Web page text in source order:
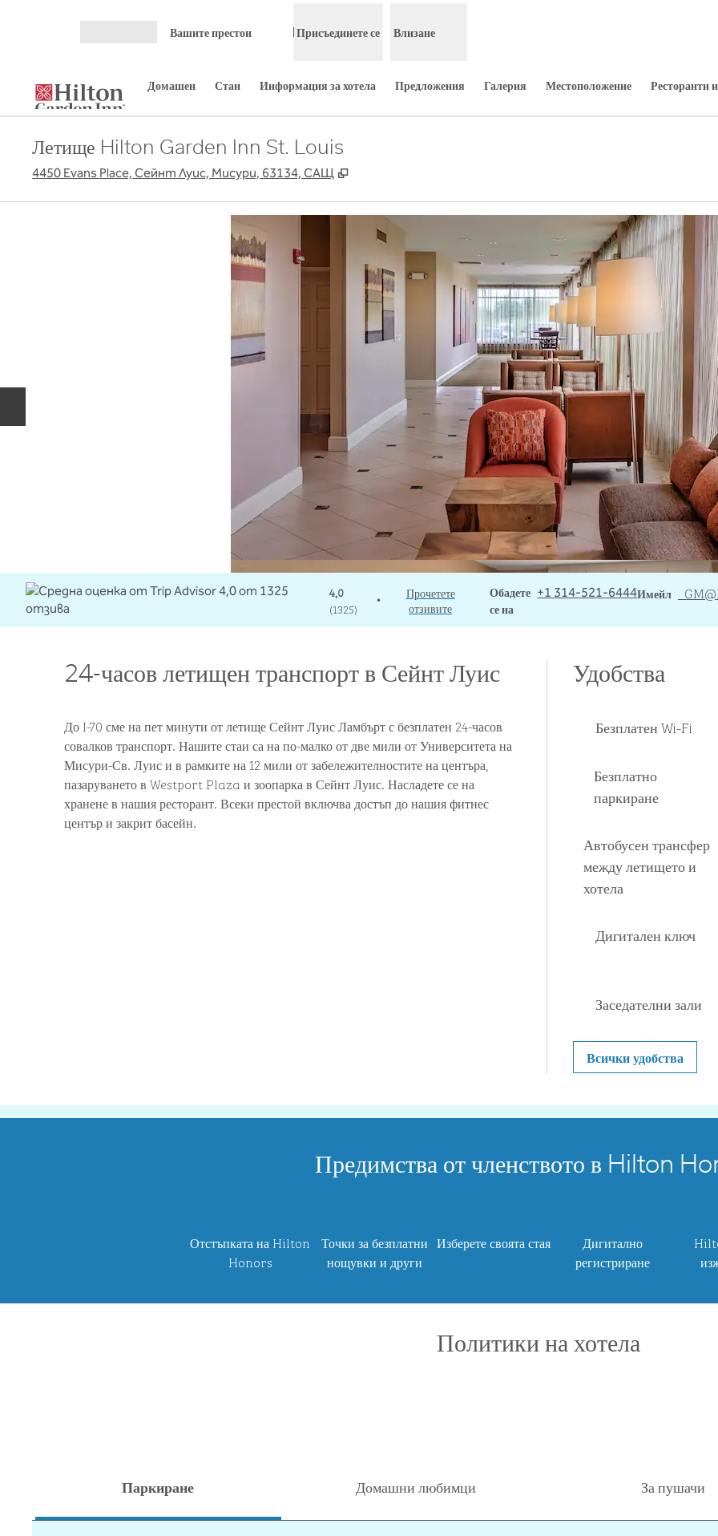
Вашите престои Присъединете се Влизане
Домашен Стаи Информация за хотела Предложения Галерия Местоположение Ресторанти
Летище Hilton Garden Inn St. Louis
4450 Evans Place, Сейнт Луис, Мисури, 63134, САЩ ,
4,0
(1325)
•
Прочетете
отзивите
Обадете
се на
Обаждане+1 314-521-6444Имейл
ИмейлSTLNP
_GM
24-часов летищен транспорт в Сейнт Луис
До I-70 сме на пет минути от летище Сейнт Луис Ламбърт с безплатен 24-часов
совалков транспорт. Нашите стаи са на по-малко от две мили от Университета на
Мисури-Св. Луис и в рамките на 12 мили от забележителностите на центъра,
пазаруването в Westport Plaza и зоопарка в Сейнт Луис. Насладете се на
хранене в нашия ресторант. Всеки престой включва достъп до нашия фитнес
център и закрит басейн.
Удобства
Безплатен Wi-Fi
Безплатно
паркиране
Автобусен трансфер
между летището и
хотела
Дигитален ключ
Заседателни зали
Всички удобства
Предимства от членството в Hilton
Отстъпката на Hilton
Honors
Точки за безплатни
нощувки и други
Изберете своята стая
Дигитално
регистриране
Политики на хотела
Паркиране Домашни любимци За пушачи